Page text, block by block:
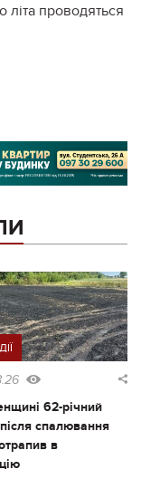
літа проводяться
62-річний
спалювання
в